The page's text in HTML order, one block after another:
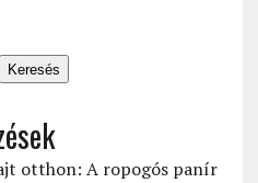
Keresés
otthon: A ropogós panír